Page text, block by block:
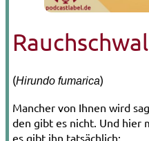
(Hirundo fumarica)
Mancher von Ihnen wird
den gibt es nicht. Und hier
es gibt ihn tatsächlich: